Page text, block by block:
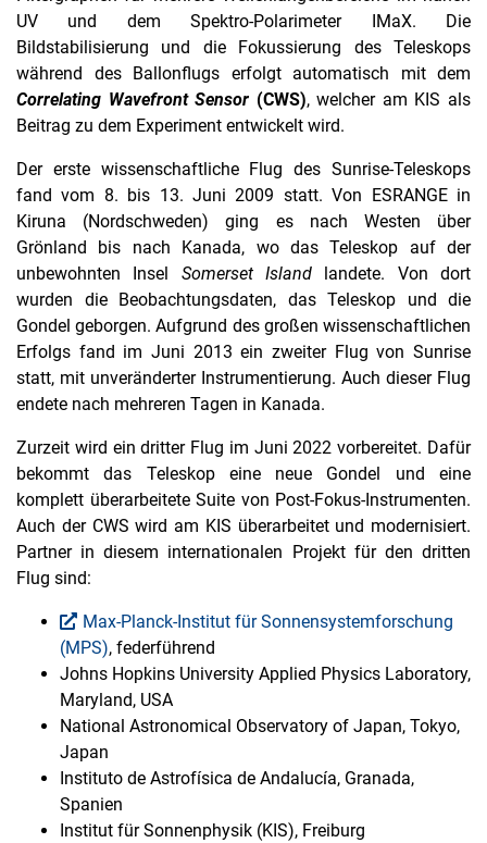
UV und dem Spektro-Polarimeter IMaX. Die
Bildstabilisierung und die Fokussierung des Teleskops
während des Ballonflugs erfolgt automatisch mit dem
Correlating Wavefront Sensor (CWS), welcher am KIS als
Beitrag zu dem Experiment entwickelt wird.
Der erste wissenschaftliche Flug des Sunrise-Teleskops
fand vom 8. bis 13. Juni 2009 statt. Von ESRANGE in
Kiruna (Nordschweden) ging es nach Westen über
Grönland bis nach Kanada, wo das Teleskop auf der
unbewohnten Insel Somerset Island landete. Von dort
wurden die Beobachtungsdaten, das Teleskop und die
Gondel geborgen. Aufgrund des großen wissenschaftlichen
Erfolgs fand im Juni 2013 ein zweiter Flug von Sunrise
statt, mit unveränderter Instrumentierung. Auch dieser Flug
endete nach mehreren Tagen in Kanada.
Zurzeit wird ein dritter Flug im Juni 2022 vorbereitet. Dafür
bekommt das Teleskop eine neue Gondel und eine
komplett überarbeitete Suite von Post-Fokus-Instrumenten.
Auch der CWS wird am KIS überarbeitet und modernisiert.
Partner in diesem internationalen Projekt für den dritten
Flug sind:
Max-Planck-Institut für Sonnensystemforschung
(MPS), federführend
Johns Hopkins University Applied Physics Laboratory,
Maryland, USA
National Astronomical Observatory of Japan, Tokyo,
Japan
Instituto de Astrofísica de Andalucía, Granada,
Spanien
Institut für Sonnenphysik (KIS), Freiburg